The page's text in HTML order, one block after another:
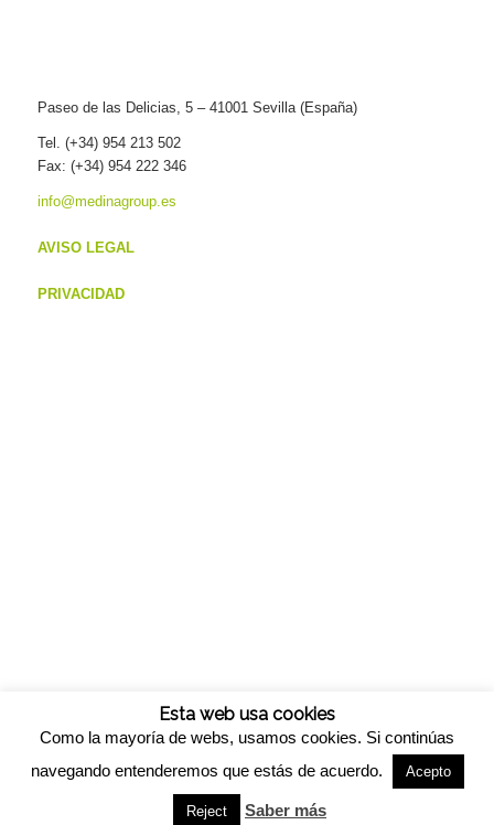
Paseo de las Delicias, 5 – 41001 Sevilla (España)
Tel. (+34) 954 213 502
Fax: (+34) 954 222 346
info@medinagroup.es
AVISO LEGAL
PRIVACIDAD
Enfold WordPress Theme by Kriesi
Esta web usa cookies
Como la mayoría de webs, usamos cookies. Si continúas
navegando entenderemos que estás de acuerdo.
Acepto
Reject Saber más